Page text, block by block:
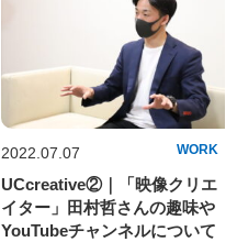
2022.07.07 WORK
UCcreative②｜「映像クリエ
イター」田村哲さんの趣味や
YouTubeチャンネルについて